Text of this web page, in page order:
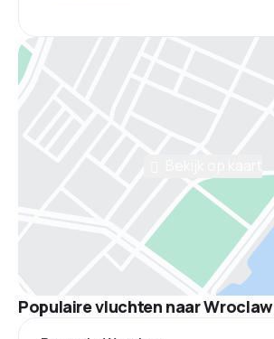
Populaire vluchten naar Wroclaw